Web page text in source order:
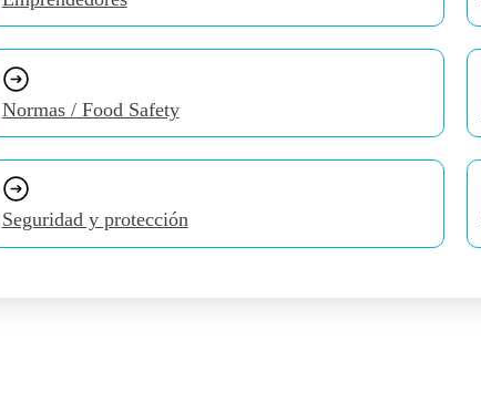
Normas / Food Safety
Seguridad y protección